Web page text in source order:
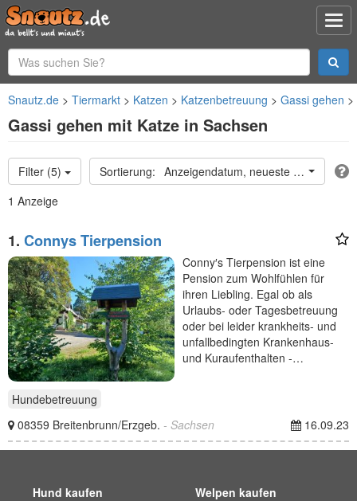
Snautz.de Tiermarkt Katzen Katzenbetreuung Gassi gehen
Gassi gehen mit Katze in Sachsen
Filter (5)
Anzeigendatum, neueste oben
1 Anzeige
1. Connys Tierpension
Conny′s Tierpension ist eine
Pension zum Wohlfühlen für
ihren Liebling. Egal ob als
Urlaubs- oder Tagesbetreuung
oder bei leider krankheits- und
unfallbedingten Krankenhaus-
und Kuraufenthalten -…
Hundebetreuung
08359 Breitenbrunn/Erzgeb. - Sachsen 16.09.23
Hund kaufen
Welpen kaufen